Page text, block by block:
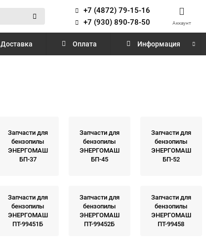
+7 (4872) 79-15-16
+7 (930) 890-78-50
Аккаунт
Доставка Оплата Информация
Запчасти для
бензопилы
ЭНЕРГОМАШ
БП-37
Запчасти для
бензопилы
ЭНЕРГОМАШ
БП-45
Запчасти для
бензопилы
ЭНЕРГОМАШ
БП-52
Запчасти для
бензопилы
ЭНЕРГОМАШ
ПТ-99451Б
Запчасти для
бензопилы
ЭНЕРГОМАШ
ПТ-99452Б
Запчасти для
бензопилы
ЭНЕРГОМАШ
ПТ-99458